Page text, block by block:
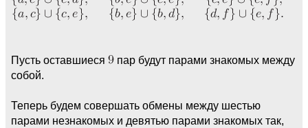
Пусть оставшиеся
пар будут парами знакомых между
собой.
Теперь будем совершать обмены между шестью
парами незнакомых и девятью парами знакомых так,